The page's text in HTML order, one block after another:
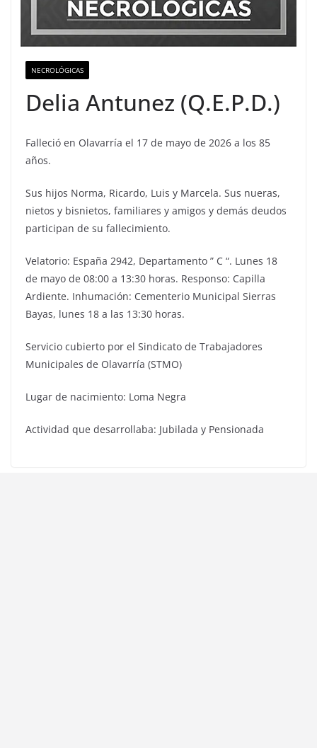
NECROLÓGICAS
Delia Antunez (Q.E.P.D.)
Falleció en Olavarría el 17 de mayo de 2026 a los 85
años.
Sus hijos Norma, Ricardo, Luis y Marcela. Sus nueras,
nietos y bisnietos, familiares y amigos y demás deudos
participan de su fallecimiento.
Velatorio: España 2942, Departamento ” C “. Lunes 18
de mayo de 08:00 a 13:30 horas. Responso: Capilla
Ardiente. Inhumación: Cementerio Municipal Sierras
Bayas, lunes 18 a las 13:30 horas.
Servicio cubierto por el Sindicato de Trabajadores
Municipales de Olavarría (STMO)
Lugar de nacimiento: Loma Negra
Actividad que desarrollaba: Jubilada y Pensionada